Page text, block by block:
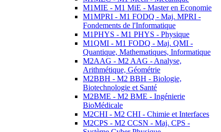
M1MIE - M1 MiE - Master en Economie
M1MPRI - M1 FODQ - Maj. MPRI -
Fondements de l'Informatique
M1PHYS - M1 PHYS - Physique
M1QMI - M1 FODQ - Maj. QMI -
Quantique, Mathematiques, Informatique
M2AAG - M2 AAG - Analyse,
Arithmétique, Géométrie
M2BBH - M2 BBH - Biologie,
Biotechnologie et Santé
M2BME - M2 BME - Ingénierie
BioMédicale
M2CHI - M2 CHI - Chimie et Interfaces
M2CPS - M2 CCSN - Maj. CPS -